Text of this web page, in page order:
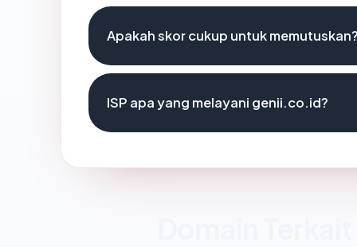
Apakah skor cukup untuk memutuskan?
ISP apa yang melayani genii.co.id?